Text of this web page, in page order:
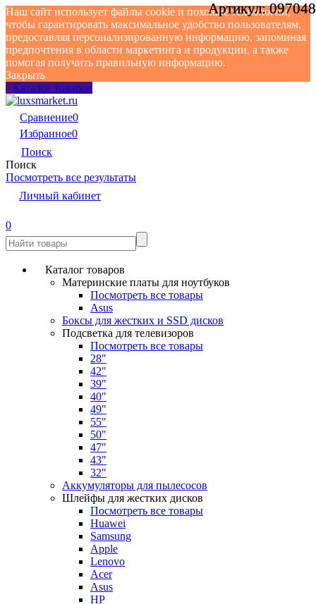
Наш сайт использует файлы cookie и похожие технологии,
чтобы гарантировать максимальное удобство пользователям,
предоставляя персонализированную информацию, запоминая
предпочтения в области маркетинга и продукции, а также
помогая получить правильную информацию.
Закрыть
Каталог товаров
Сравнение0
Избранное0
Поиск
Поиск
Посмотреть все результаты
Личный кабинет
0
Каталог товаров
Материнские платы для ноутбуков
Посмотреть все товары
Asus
Боксы для жестких и SSD дисков
Подсветка для телевизоров
Посмотреть все товары
28"
42"
39"
40"
49"
55"
50"
47"
43"
32"
Аккумуляторы для пылесосов
Шлейфы для жестких дисков
Посмотреть все товары
Huawei
Samsung
Apple
Lenovo
Acer
Asus
HP
Артикул:097048
Артикул:097048